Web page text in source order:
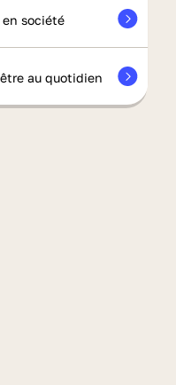
en société
au quotidien